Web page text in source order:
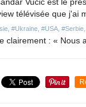
#Ukraine #USA #Serbie
télévisée que j'ai
clairement : « Nous